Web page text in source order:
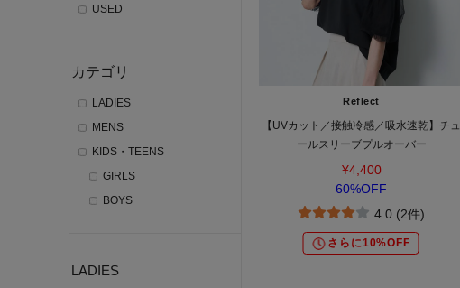
USED
カテゴリ
LADIES
MENS
KIDS・TEENS
GIRLS
BOYS
LADIES
Reflect
【UVカット／接触冷感／吸水速乾】チュ
ールスリーブプルオーバー
¥4,400
60%OFF
4.0 (2件)
さらに10%OFF